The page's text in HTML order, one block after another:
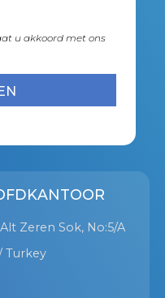
u akkoord met ons
Zeren Sok, No:5/A
Turkey